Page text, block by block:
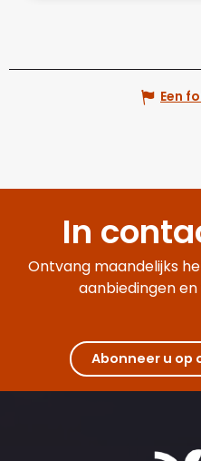
Een
In
Ontvang maandelijks
aanbiedingen
Abonneer u op